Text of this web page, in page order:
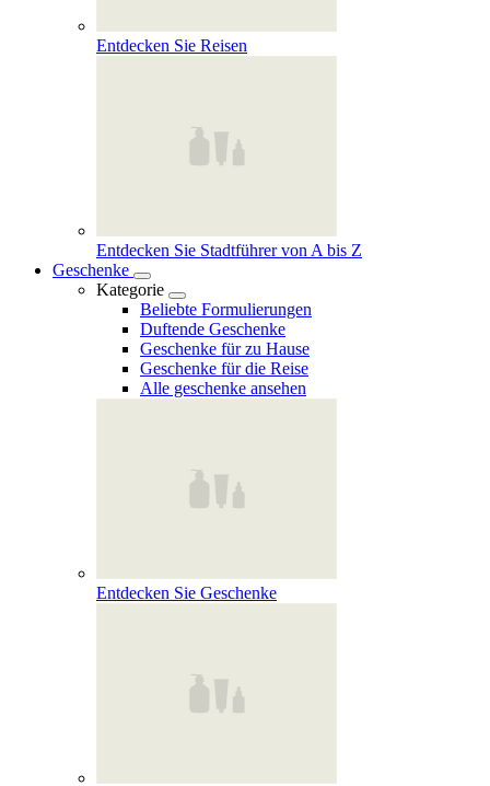
Entdecken Sie Reisen
Entdecken Sie Stadtführer von A bis Z
Geschenke
Kategorie
Beliebte Formulierungen
Duftende Geschenke
Geschenke für zu Hause
Geschenke für die Reise
Alle geschenke ansehen
Entdecken Sie Geschenke